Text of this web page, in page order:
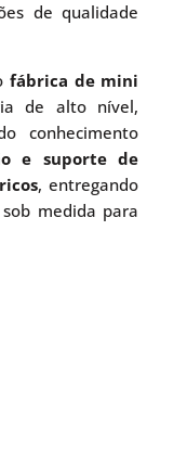
de qualidade
fábrica de mini
de alto nível,
conhecimento
e suporte de
, entregando
medida para